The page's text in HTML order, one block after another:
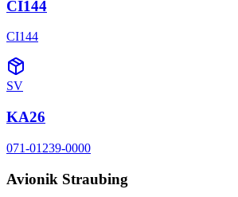
CI144
CI144
SV
KA26
071-01239-0000
Avionik Straubing